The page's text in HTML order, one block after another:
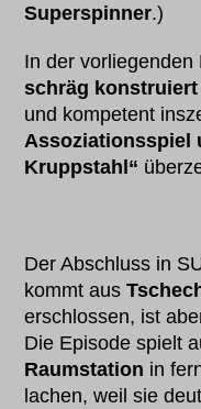
Superspinner.)
In der vorliegenden
schräg konstruiert
und kompetent
Assoziationsspiel
Kruppstahl“
Der Abschluss in
kommt aus
erschlossen, ist
Die Episode spielt
Raumstation in
lachen, weil sie